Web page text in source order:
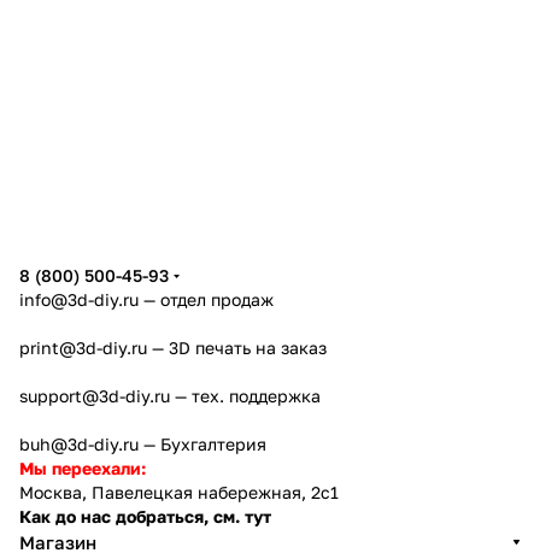
8 (800) 500-45-93
info@3d-diy.ru — отдел продаж
print@3d-diy.ru — 3D печать на заказ
support@3d-diy.ru — тех. поддержка
buh@3d-diy.ru — Бухгалтерия
Мы переехали:
Москва, Павелецкая набережная, 2с1
Как до нас добраться, см. тут
Магазин